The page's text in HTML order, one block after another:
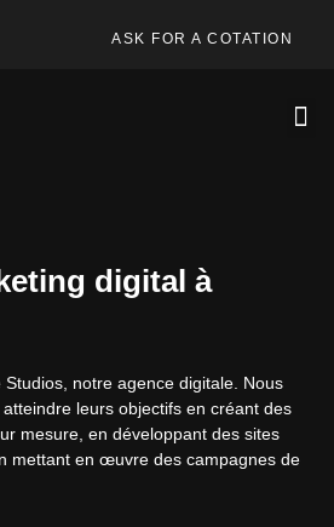
ASK FOR A COTATION
digital à
notre agence digitale. Nous
leurs objectifs en créant des
mesure, en développant des sites
mettant en œuvre des campagnes de